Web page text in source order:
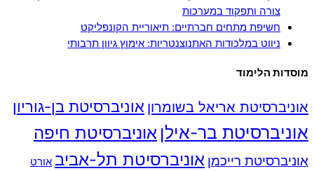
צורה ותפקוד במערכות
חשיפת מתחים חברתיים: תיאוריית הקונפליקט
ניווט במלכודות האתנוצנטריות: אימוץ גיוון תרבותי
מוסדות הלימוד
אוניברסיטת אריאל בשומרון אוניברסיטת בן-גוריון
אוניברסיטת בר-אילן אוניברסיטת חיפה
אוניברסיטת רייכמן אוניברסיטת תל-אביב אורט